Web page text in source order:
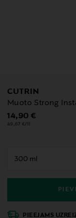
CUTRIN
Muoto Strong
Original Price
14,90 €
49,67 €/1l
PIEEJAMS